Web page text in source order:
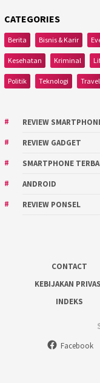
CATEGORIES
Berita Bisnis & Karir
Kesehatan Kriminal
Politik Teknologi Travel
REVIEW
REVIEW GADGET
SMARTPHONE
ANDROID
REVIEW PONSEL
CONTACT
KEBIJAKAN
INDEKS
Facebook